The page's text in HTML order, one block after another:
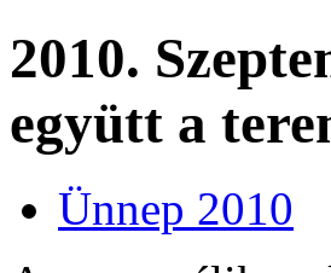
2010.
együtt a
Ünnep 2010